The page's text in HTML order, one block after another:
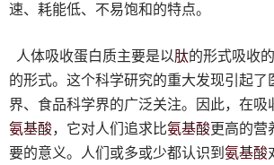
速、耗能低、不易饱和的特点。
人体吸收蛋白质主要是以肽的形式吸收
的形式。这个科学研究的重大发现引起了
界、食品科学界的广泛关注。因此，在吸
氨基酸，它对人们追求比氨基酸更高的营
要的意义。人们或多或少都认识到 氨基酸